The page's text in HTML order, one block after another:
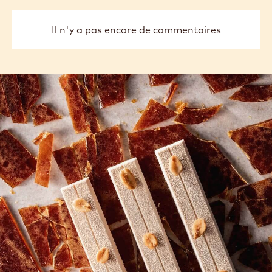
Il n'y a pas encore de commentaires